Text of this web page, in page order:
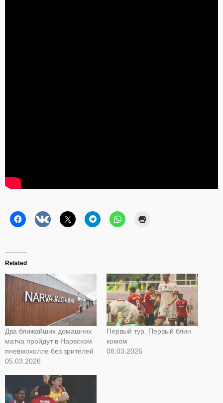
Related
Два ближайших домашних
матча пройдут в Нарвском
пневмохолле без зрителей
05.03.2026
Первый тур. Первый блин
комом
08.03.2026